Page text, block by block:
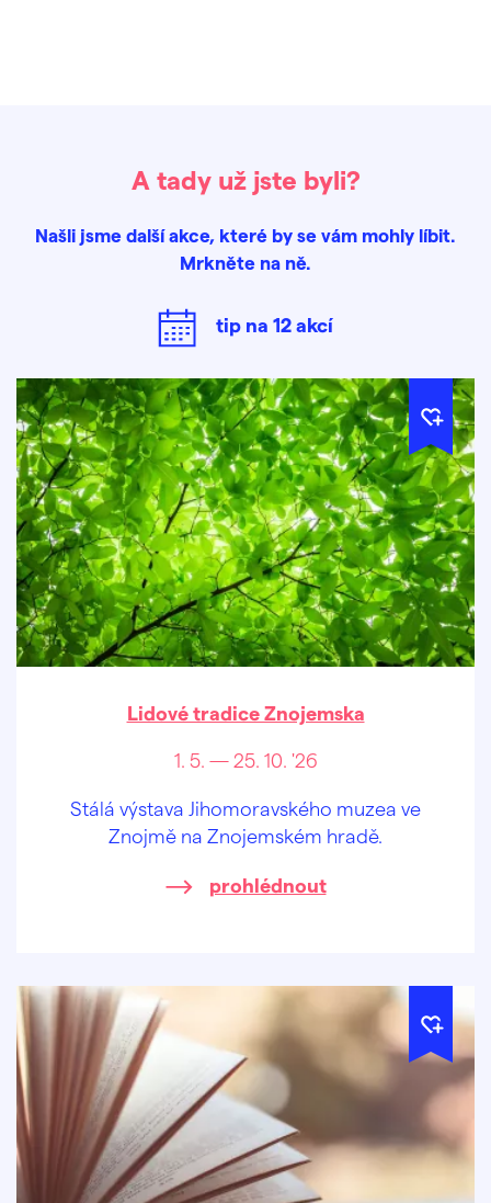
A tady už jste byli?
Našli jsme další akce, které by se vám mohly líbit.
Mrkněte na ně.
tip na 12akcí
Lidové tradice Znojemska
1. 5. — 25. 10. '26
Stálá výstava Jihomoravského muzea ve
Znojmě na Znojemském hradě.
prohlédnout